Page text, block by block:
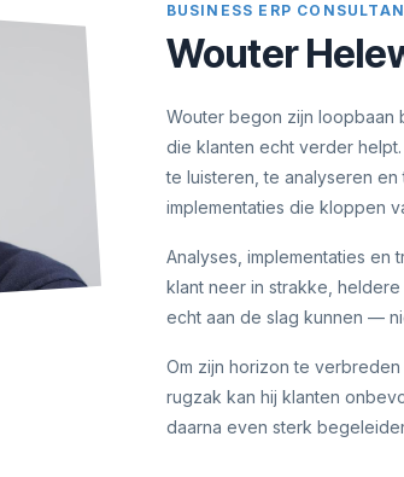
BUSINESS ERP
Wouter
Wouter begon zijn loopbaan
die klanten echt verder
te luisteren, te analyseren
implementaties die kloppen
Analyses, implementaties
klant neer in strakke,
echt aan de slag kunnen —
Om zijn horizon te
rugzak kan hij klanten
daarna even sterk